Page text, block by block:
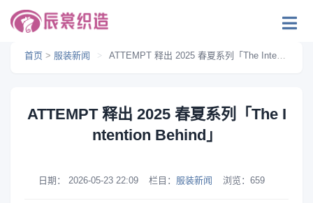
首页 > 服装新闻 > ATTEMPT 释出 2025 春夏系列「The Intention Behind」
ATTEMPT 释出 2025 春夏系列「The I
ntention Behind」
日期： 2026-05-23 22:09 栏目： 服装新闻 浏览： 659